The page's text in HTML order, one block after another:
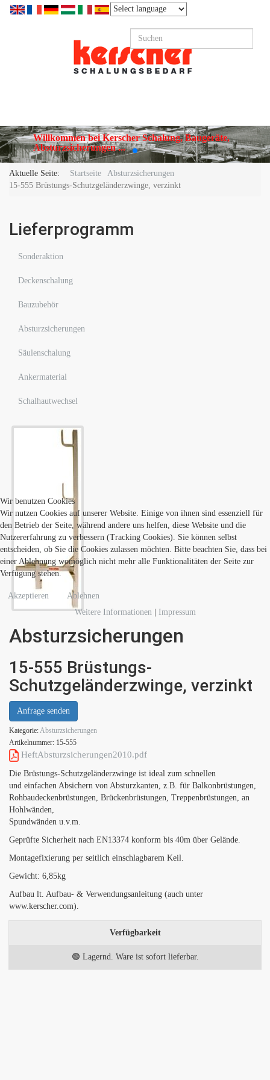
Willkommen bei Kerscher Schalung, Baugeräte,
Absturzsicherungen ...
Aktuelle Seite: Startseite
Absturzsicherungen
15-555 Brüstungs-Schutzgeländerzwinge, verzinkt
Lieferprogramm
Sonderaktion
Deckenschalung
Bauzubehör
Absturzsicherungen
Säulenschalung
Ankermaterial
Schalhautwechsel
Absturzsicherungen
15-555 Brüstungs-
Schutzgeländerzwinge, verzinkt
Anfrage senden
Kategorie:Absturzsicherungen
Artikelnummer: 15-555
HeftAbsturzsicherungen2010.pdf
Die Brüstungs-Schutzgeländerzwinge ist ideal zum schnellen
und einfachen Absichern von Absturzkanten, z.B. für Balkonbrüstungen,
Rohbaudeckenbrüstungen, Brückenbrüstungen, Treppenbrüstungen, an
Hohlwänden,
Spundwänden u.v.m.
Geprüfte Sicherheit nach EN13374 konform bis 40m über Gelände.
Montagefixierung per seitlich einschlagbarem Keil.
Gewicht: 6,85kg
Aufbau lt. Aufbau- & Verwendungsanleitung (auch unter
www.kerscher.com).
Verfügbarkeit
🟢 Lagernd. Ware ist sofort lieferbar.
Wir benutzen Cookies
Wir nutzen Cookies auf unserer Website. Einige von ihnen sind essenziell für
den Betrieb der Seite, während andere uns helfen, diese Website und die
Nutzererfahrung zu verbessern (Tracking Cookies). Sie können selbst
entscheiden, ob Sie die Cookies zulassen möchten. Bitte beachten Sie, dass bei
einer Ablehnung womöglich nicht mehr alle Funktionalitäten der Seite zur
Verfügung stehen.
Akzeptieren
Ablehnen
Weitere Informationen| Impressum